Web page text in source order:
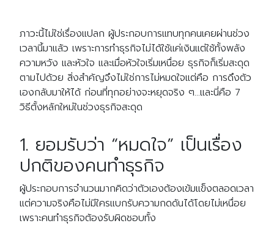
ภาวะนี้ไม่ใช่เรื่องแปลก ผู้ประกอบการแทบทุกคนเคยผ่านช่วง
เวลานี้มาแล้ว เพราะการทำธุรกิจไม่ได้ใช้แค่เงินแต่ใช้ทั้งพลัง
ความหวัง และหัวใจ และเมื่อหัวใจเริ่มเหนื่อย ธุรกิจก็เริ่มสะดุด
ตามไปด้วย สิ่งสำคัญจึงไม่ใช่การไม่หมดใจแต่คือ การดึงตัว
เองกลับมาให้ได้ ก่อนที่ทุกอย่างจะหยุดจริง ๆ…และนี่คือ 7
วิธีตั้งหลักใหม่ในช่วงธุรกิจสะดุด
1. ยอมรับว่า “หมดใจ” เป็นเรื่อง
ปกติของคนทำธุรกิจ
ผู้ประกอบการจำนวนมากคิดว่าตัวเองต้องเข้มแข็งตลอดเวลา
แต่ความจริงคือไม่มีใครแบกรับความกดดันได้โดยไม่เหนื่อย
เพราะคนทำธุรกิจต้องรับผิดชอบทั้ง